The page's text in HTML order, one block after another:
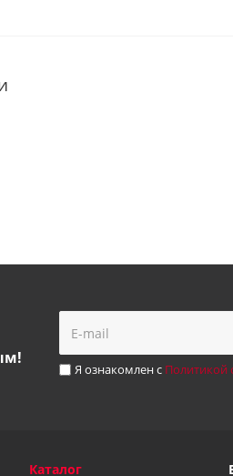
Я ознакомлен с Политикой
Каталог